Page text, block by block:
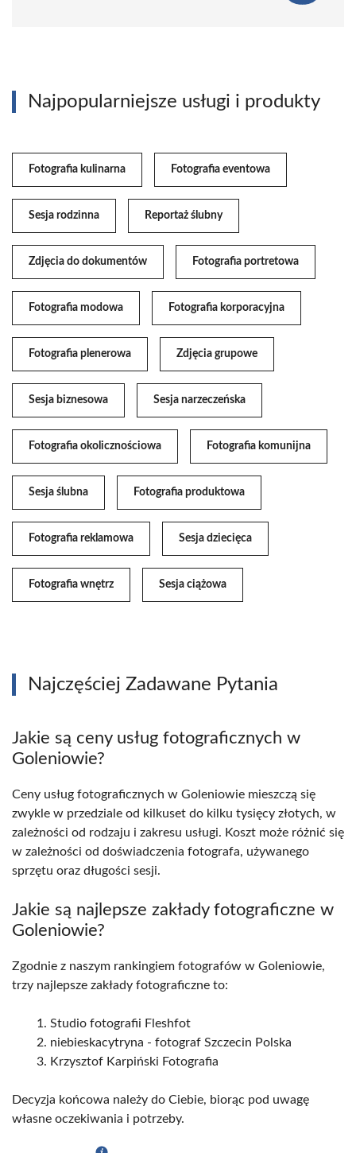
Najpopularniejsze usługi i produkty
Fotografia kulinarna Fotografia eventowa
Sesja rodzinna Reportaż ślubny
Zdjęcia do dokumentów Fotografia portretowa
Fotografia modowa Fotografia korporacyjna
Fotografia plenerowa Zdjęcia grupowe
Sesja biznesowa Sesja narzeczeńska
Fotografia okolicznościowa Fotografia komunijna
Sesja ślubna Fotografia produktowa
Fotografia reklamowa Sesja dziecięca
Fotografia wnętrz Sesja ciążowa
Najczęściej Zadawane Pytania
Jakie są ceny usług fotograficznych w
Goleniowie?
Ceny usług fotograficznych w Goleniowie mieszczą się
zwykle w przedziale od kilkuset do kilku tysięcy złotych, w
zależności od rodzaju i zakresu usługi. Koszt może różnić się
w zależności od doświadczenia fotografa, używanego
sprzętu oraz długości sesji.
Jakie są najlepsze zakłady fotograficzne w
Goleniowie?
Zgodnie z naszym rankingiem fotografów w Goleniowie,
trzy najlepsze zakłady fotograficzne to:
Studio fotografii Fleshfot
niebieskacytryna - fotograf Szczecin Polska
Krzysztof Karpiński Fotografia
Decyzja końcowa należy do Ciebie, biorąc pod uwagę
własne oczekiwania i potrzeby.